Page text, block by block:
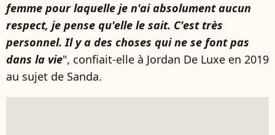
femme pour laquelle je n'ai absolument aucun
respect, je pense qu'elle le sait. C'est très
personnel. Il y a des choses qui ne se font pas
dans la vie", confiait-elle à Jordan De Luxe en 2019
au sujet de Sanda.